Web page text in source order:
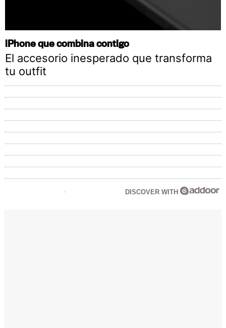
iPhone que combina contigo
El accesorio inesperado que transforma
tu outfit
DISCOVER WITH